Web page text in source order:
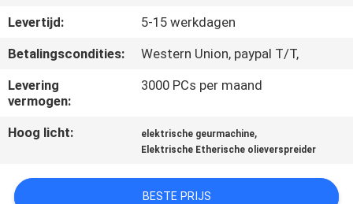
OM EEN
CITAAT
SHOPPING
ONLINE
SITEMAP
Levertijd:
5-15 werkdagen
Betalingscondities:
Western Union, paypal T/T,
Levering
vermogen:
3000 PCs per maand
Hoog licht: elektrische geurmachine,
Elektrische Etherische olieverspreider
BESTE PRIJS